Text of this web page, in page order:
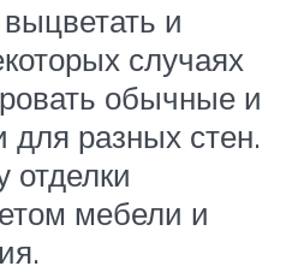
и
случаях
обычные и
разных стен.
отделки
мебели и